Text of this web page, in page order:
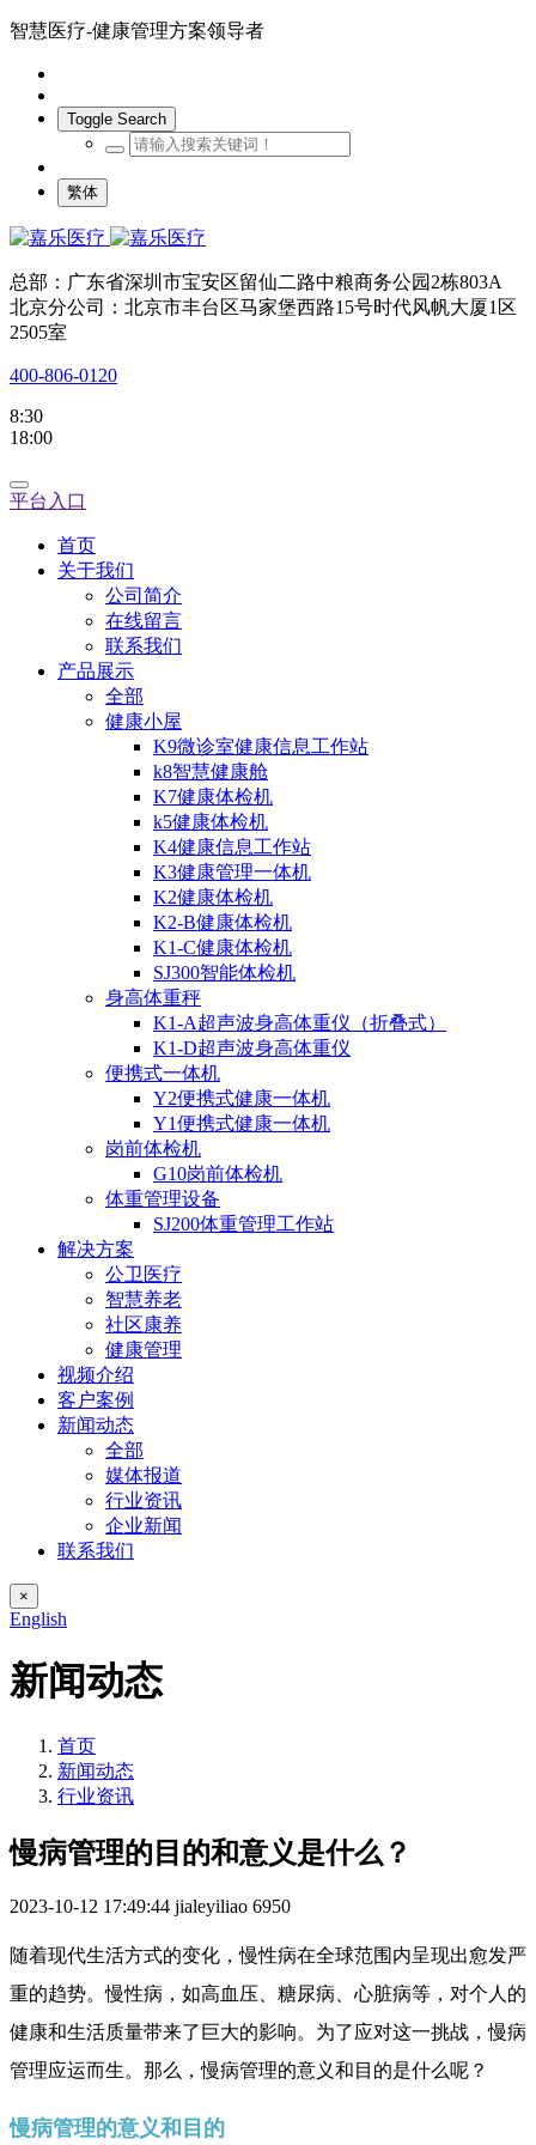
智慧医疗-健康管理方案领导者
Toggle Search
繁体
总部：广东省深圳市宝安区留仙二路中粮商务公园2栋803A
北京分公司：北京市丰台区马家堡西路15号时代风帆大厦1区
2505室
400-806-0120
8:30
18:00
平台入口
首页
关于我们
公司简介
在线留言
联系我们
产品展示
全部
健康小屋
K9微诊室健康信息工作站
k8智慧健康舱
K7健康体检机
k5健康体检机
K4健康信息工作站
K3健康管理一体机
K2健康体检机
K2-B健康体检机
K1-C健康体检机
SJ300智能体检机
身高体重秤
K1-A超声波身高体重仪（折叠式）
K1-D超声波身高体重仪
便携式一体机
Y2便携式健康一体机
Y1便携式健康一体机
岗前体检机
G10岗前体检机
体重管理设备
SJ200体重管理工作站
解决方案
公卫医疗
智慧养老
社区康养
健康管理
视频介绍
客户案例
新闻动态
全部
媒体报道
行业资讯
企业新闻
联系我们
×
English
新闻动态
首页
新闻动态
行业资讯
慢病管理的目的和意义是什么？
2023-10-12 17:49:44 jialeyiliao 6950
随着现代生活方式的变化，慢性病在全球范围内呈现出愈发严
重的趋势。慢性病，如高血压、糖尿病、心脏病等，对个人的
健康和生活质量带来了巨大的影响。为了应对这一挑战，慢病
管理应运而生。那么，慢病管理的意义和目的是什么呢？
慢病管理的意义和目的